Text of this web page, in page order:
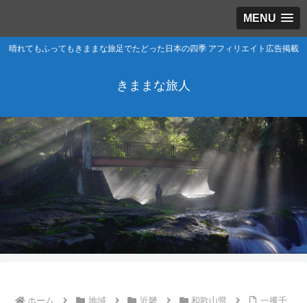
MENU
晴れてもふってもきままな旅足でたどった日本の四季 アフィリエイト広告掲載
きままな旅人
ホーム 地域 近畿 和歌山県
一攫千